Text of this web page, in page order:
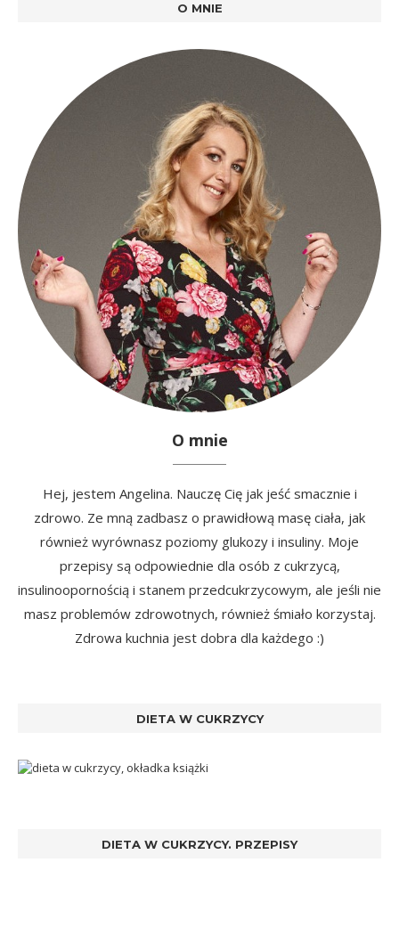
O MNIE
O mnie
Hej, jestem Angelina. Nauczę Cię jak jeść smacznie i
zdrowo. Ze mną zadbasz o prawidłową masę ciała, jak
również wyrównasz poziomy glukozy i insuliny. Moje
przepisy są odpowiednie dla osób z cukrzycą,
insulinoopornością i stanem przedcukrzycowym, ale jeśli nie
masz problemów zdrowotnych, również śmiało korzystaj.
Zdrowa kuchnia jest dobra dla każdego :)
DIETA W CUKRZYCY
DIETA W CUKRZYCY. PRZEPISY